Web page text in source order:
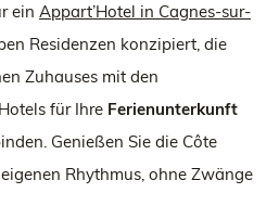
ein Appart’Hotel in Cagnes-sur-
Residenzen konzipiert, die
Zuhauses mit den
für Ihre Ferienunterkunft
Genießen Sie die Côte
Rhythmus, ohne Zwänge